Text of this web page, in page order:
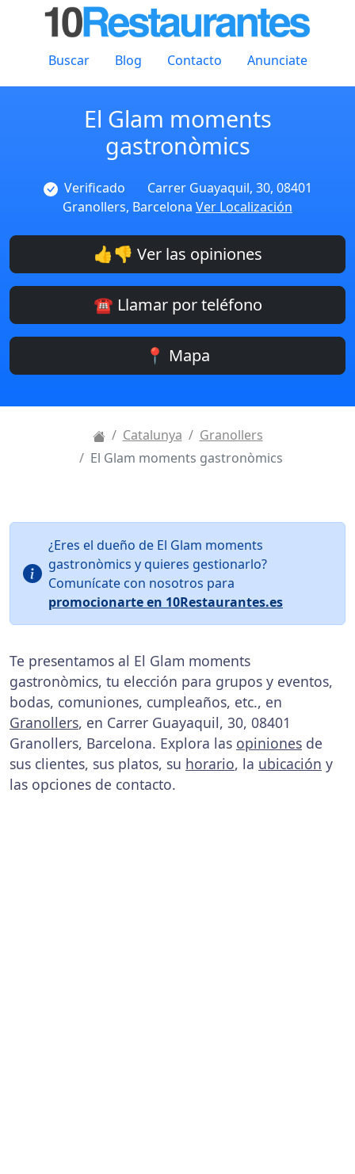
Buscar Blog Contacto Anunciate
El Glam moments
gastronòmics
Verificado
Carrer Guayaquil, 30, 08401
Granollers, Barcelona Ver Localización
👍👎 Ver las opiniones
☎️ Llamar por teléfono
📍 Mapa
Catalunya
Granollers
El Glam moments gastronòmics
¿Eres el dueño de El Glam moments
gastronòmics y quieres gestionarlo?
Comunícate con nosotros para
promocionarte en 10Restaurantes.es
Te presentamos al El Glam moments
gastronòmics, tu elección para grupos y eventos,
bodas, comuniones, cumpleaños, etc., en
Granollers, en Carrer Guayaquil, 30, 08401
Granollers, Barcelona. Explora las opiniones de
sus clientes, sus platos, su horario, la ubicación y
las opciones de contacto.